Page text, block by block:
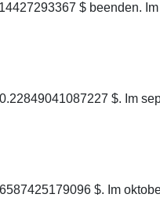
$ beenden.
$. Im
$. Im